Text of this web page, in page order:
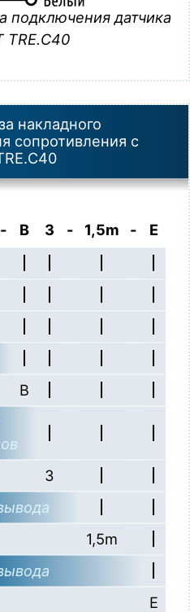
подключения датчика
TRE.C40
накладного
сопротивления с
- B 3 - 1,5m -
E
B
3
1,5m
E